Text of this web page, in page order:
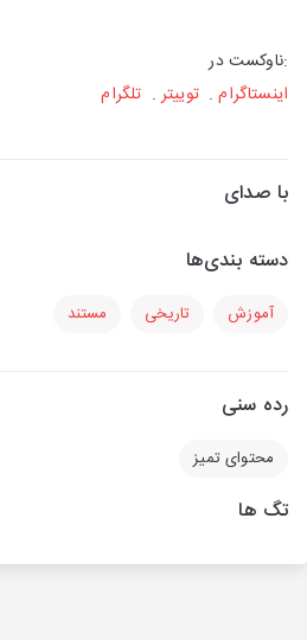
:ناوکست در
اینستاگرام.توییتر. تلگرام
با صدای
دسته بندی‌ها
آموزش تاریخی مستند
رده سنی
محتوای تمیز
تگ ها